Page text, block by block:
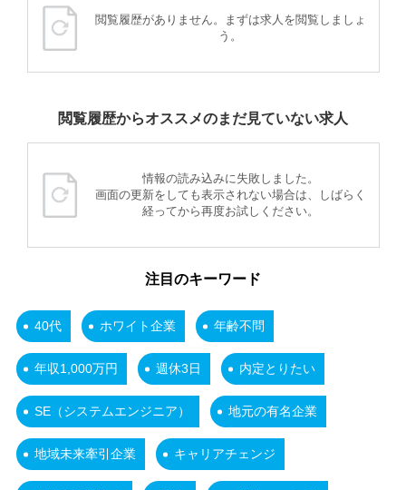
閲覧履歴がありません。まずは求人を閲覧しましょ
う。
閲覧履歴からオススメのまだ見ていない求人
情報の読み込みに失敗しました。
画面の更新をしても表示されない場合は、しばらく
経ってから再度お試しください。
注目のキーワード
40代 ホワイト企業 年齢不問
年収1,000万円 週休3日 内定とりたい
SE（システムエンジニア） 地元の有名企業
地域未来牽引企業 キャリアチェンジ